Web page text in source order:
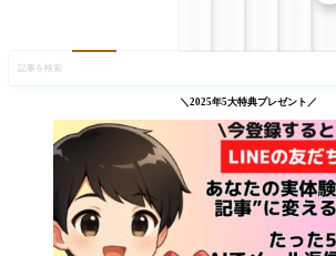
＼2025年5大特典プレゼント／